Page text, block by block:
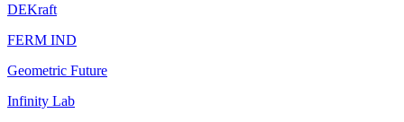
DEKraft
FERM IND
Geometric Future
Infinity Lab